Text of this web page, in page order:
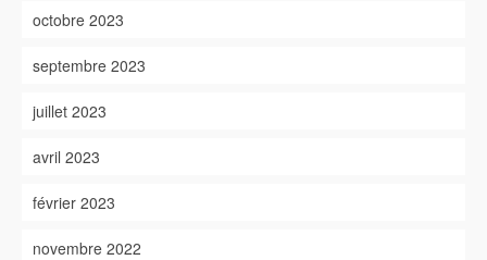
octobre 2023
septembre 2023
juillet 2023
avril 2023
février 2023
novembre 2022